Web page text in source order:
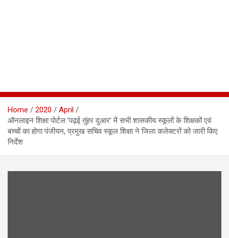
Home 2020
April
ऑनलाइन शिक्षा पोर्टल ’पढ़ई तुंहर दुआर’ में सभी शासकीय स्कूलों के शिक्षकों एवं
बच्चों का होगा पंजीयन, प्रमुख सचिव स्कूल शिक्षा ने जिला कलेक्टरों को जारी किए
निर्देश